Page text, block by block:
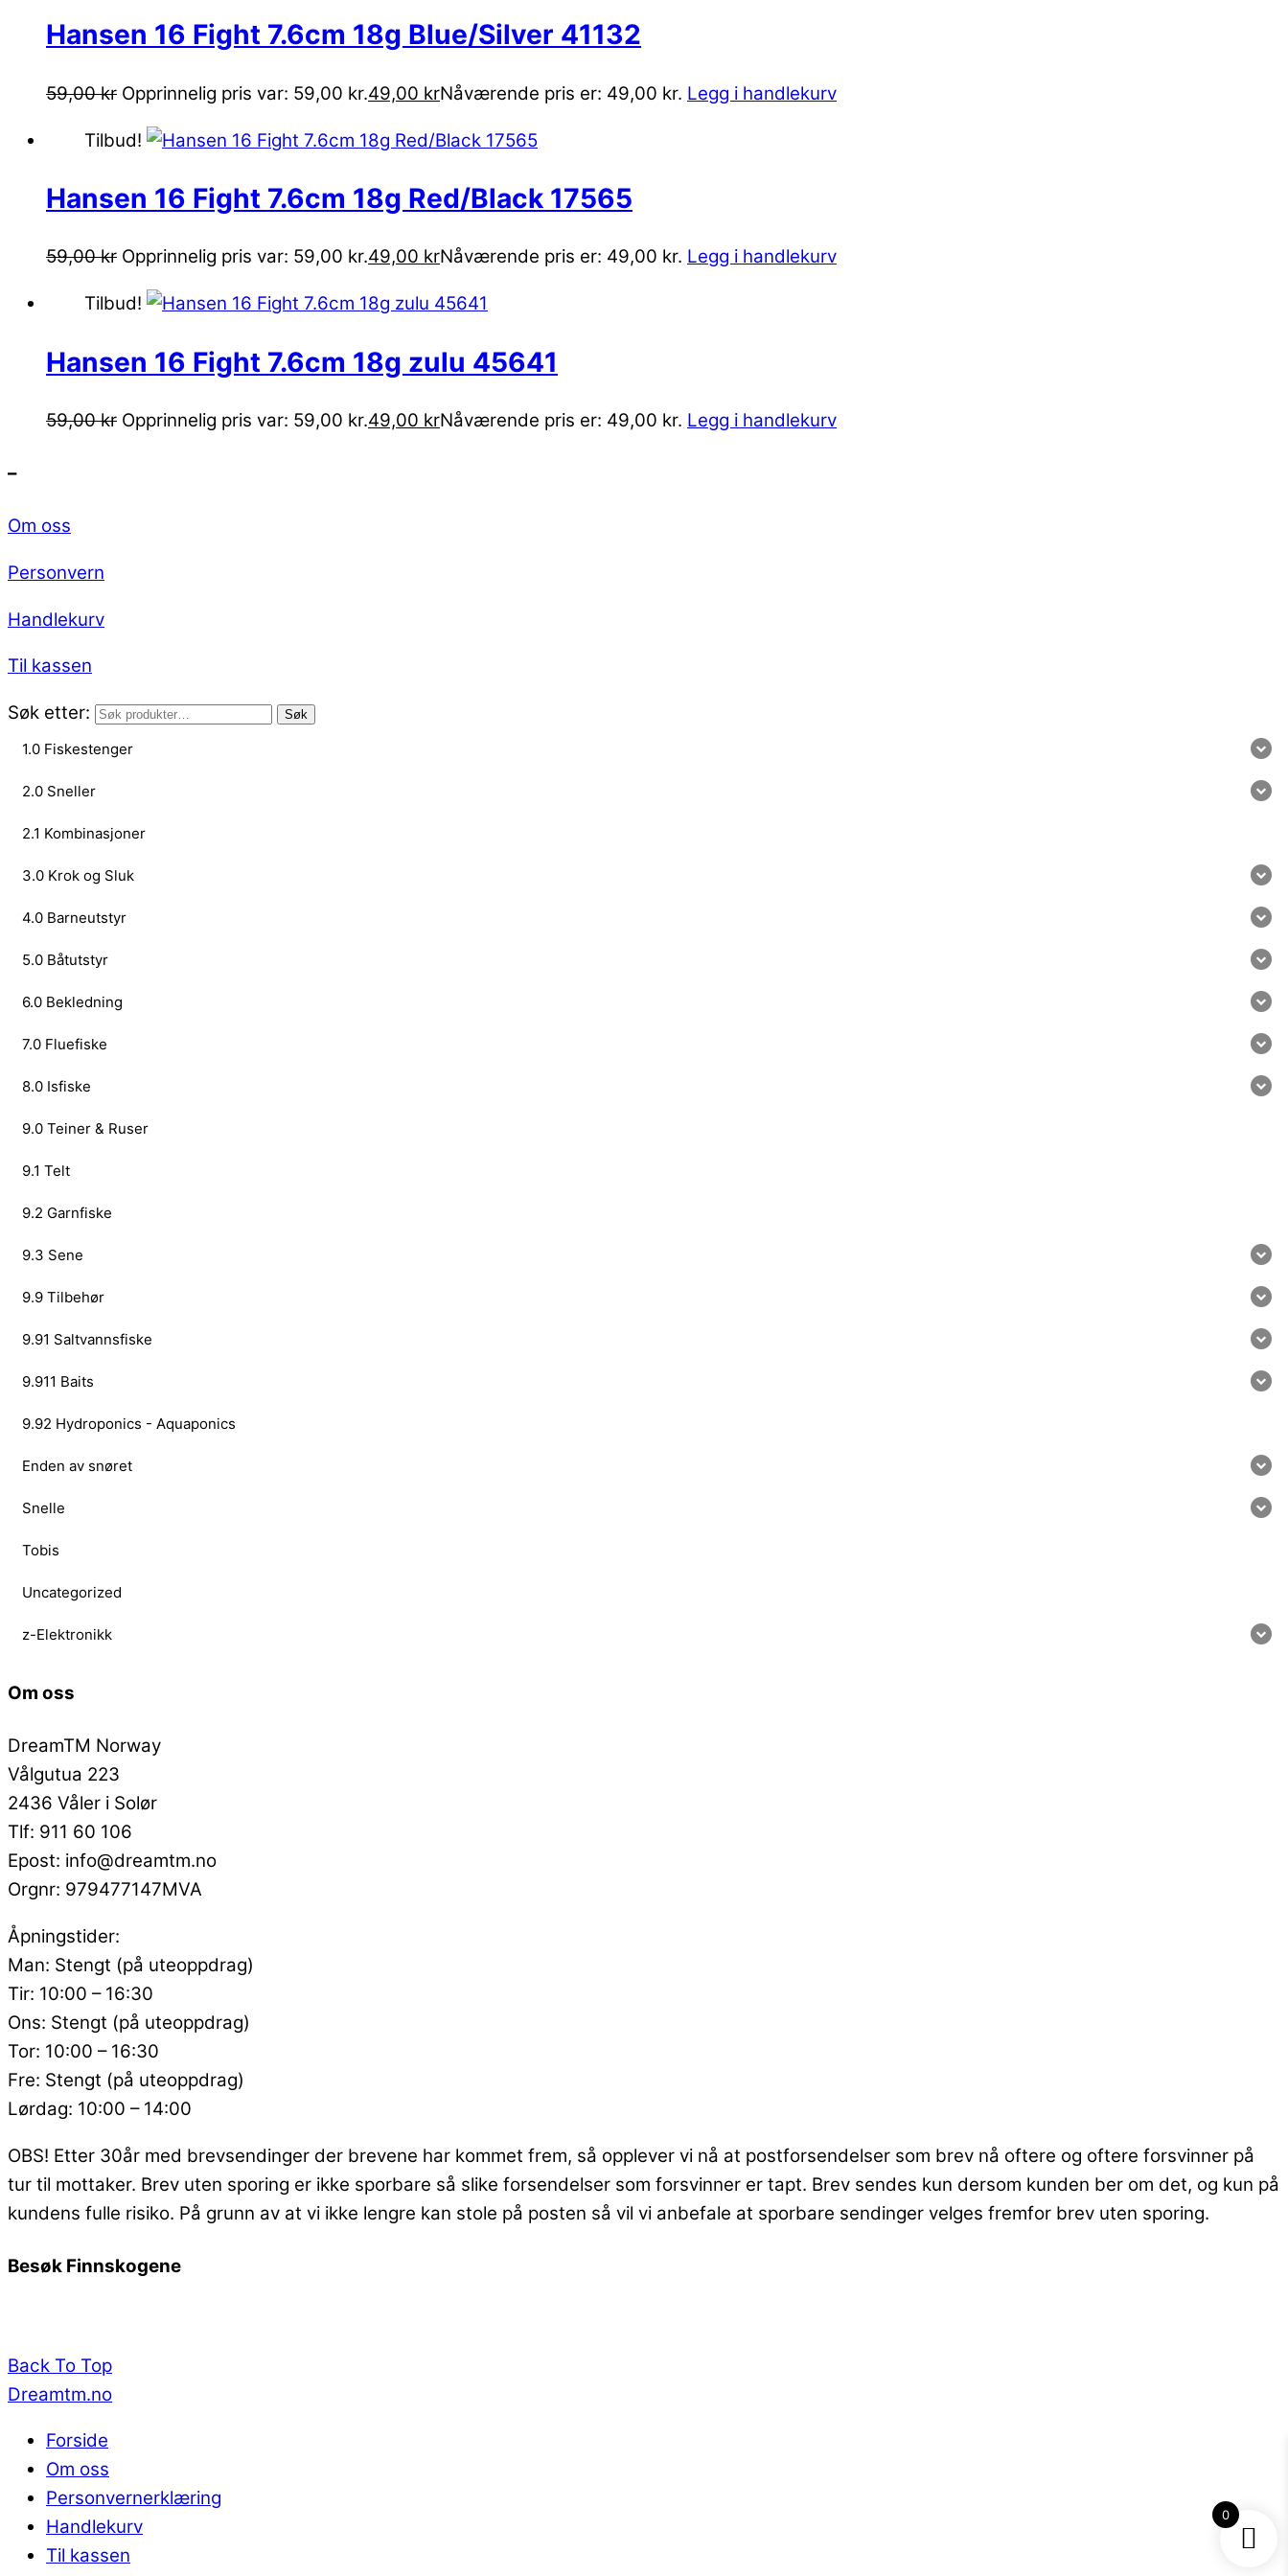
Hansen 16 Fight 7.6cm 18g Blue/Silver 41132
59,00kr Opprinnelig pris var: 59,00 kr.49,00 krNåværende pris er: 49,00 kr. Legg i handlekurv
Tilbud!
Hansen 16 Fight 7.6cm 18g Red/Black 17565
59,00kr Opprinnelig pris var: 59,00 kr.49,00 krNåværende pris er: 49,00 kr. Legg i handlekurv
Tilbud!
Hansen 16 Fight 7.6cm 18g zulu 45641
59,00kr Opprinnelig pris var: 59,00 kr.49,00 krNåværende pris er: 49,00 kr. Legg i handlekurv
–
Om oss
Personvern
Handlekurv
Til kassen
Søk etter: Søk
1.0 Fiskestenger
2.0 Sneller
2.1 Kombinasjoner
3.0 Krok og Sluk
4.0 Barneutstyr
5.0 Båtutstyr
6.0 Bekledning
7.0 Fluefiske
8.0 Isfiske
9.0 Teiner & Ruser
9.1 Telt
9.2 Garnfiske
9.3 Sene
9.9 Tilbehør
9.91 Saltvannsfiske
9.911 Baits
9.92 Hydroponics - Aquaponics
Enden av snøret
Snelle
Tobis
Uncategorized
z-Elektronikk
Om oss
DreamTM Norway
Vålgutua 223
2436 Våler i Solør
Tlf: 911 60 106
Epost: info@dreamtm.no
Orgnr: 979477147MVA
Åpningstider:
Man: Stengt (på uteoppdrag)
Tir: 10:00 – 16:30
Ons: Stengt (på uteoppdrag)
Tor: 10:00 – 16:30
Fre: Stengt (på uteoppdrag)
Lørdag: 10:00 – 14:00
OBS! Etter 30år med brevsendinger der brevene har kommet frem, så opplever vi nå at postforsendelser som brev nå oftere og oftere forsvinner på
tur til mottaker. Brev uten sporing er ikke sporbare så slike forsendelser som forsvinner er tapt. Brev sendes kun dersom kunden ber om det, og kun på
kundens fulle risiko. På grunn av at vi ikke lengre kan stole på posten så vil vi anbefale at sporbare sendinger velges fremfor brev uten sporing.
Besøk Finnskogene
Back To Top
Dreamtm.no
Forside
Om oss
Personvernerklæring
Handlekurv
Til kassen
0